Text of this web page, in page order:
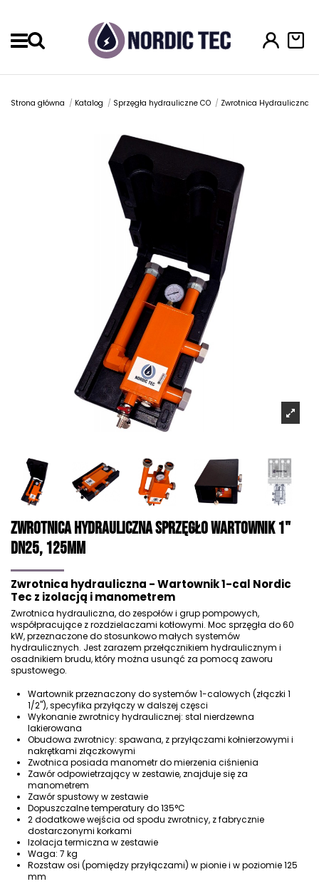
Strona główna Katalog Sprzęgła hydrauliczne CO Zwrotnica Hydrauliczna
Zwrotnica Hydrauliczna Sprzęgło Wartownik 1"
DN25, 125mm
Zwrotnica hydrauliczna - Wartownik 1-cal Nordic
Tec z izolacją i manometrem
Zwrotnica hydrauliczna, do zespołów i grup pompowych,
współpracujące z rozdzielaczami kotłowymi. Moc sprzęgła do 60
kW, przeznaczone do stosunkowo małych systemów
hydraulicznych. Jest zarazem przełącznikiem hydraulicznym i
osadnikiem brudu, który można usunąć za pomocą zaworu
spustowego.
Wartownik przeznaczony do systemów 1-calowych (złączki 1
1/2"), specyfika przyłączy w dalszej częsci
Wykonanie zwrotnicy hydraulicznej: stal nierdzewna
lakierowana
Obudowa zwrotnicy: spawana, z przyłączami kołnierzowymi i
nakrętkami złączkowymi
Zwotnica posiada manometr do mierzenia ciśnienia
Zawór odpowietrzający w zestawie, znajduje się za
manometrem
Zawór spustowy w zestawie
Dopuszczalne temperatury do 135°C
2 dodatkowe wejścia od spodu zwrotnicy, z fabrycznie
dostarczonymi korkami
Izolacja termiczna w zestawie
Waga: 7 kg
Rozstaw osi (pomiędzy przyłączami) w pionie i w poziomie 125
mm